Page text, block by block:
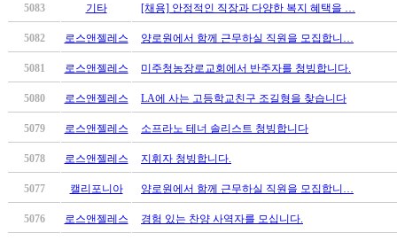
밍
넷
minky
합
체
안
5083 기타 [채용] 안정적인 직장과 다양한 복지 혜택을 …
5082 로스앤젤레스 양로원에서 함께 근무하실 직원을 모집합니…
5081 로스앤젤레스 미주청농장로교회에서 반주자를 청빙합니다.
5080 로스앤젤레스 LA에 사는 고등학교친구 조길형을 찾습니다
5079 로스앤젤레스 소프라노 테너 솔리스트 청빙합니다
5078 로스앤젤레스 지휘자 청빙합니다.
5077 캘리포니아 양로원에서 함께 근무하실 직원을 모집합니…
5076 로스앤젤레스 경험 있는 찬양 사역자를 모십니다.